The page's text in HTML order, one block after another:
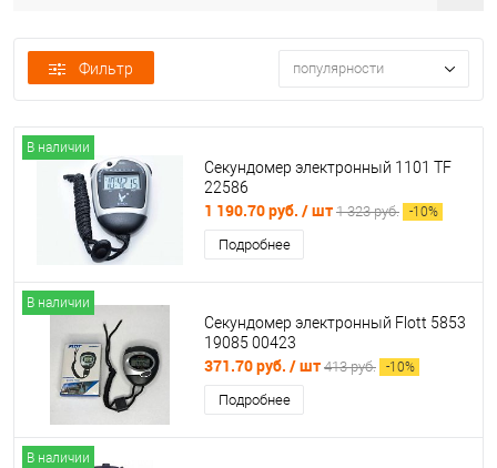
Фильтр популярности
В наличии
Секундомер электронный 1101 TF
22586
1 190.70 руб. / шт 1 323 руб. -10%
Подробнее
В наличии
Секундомер электронный Flott 5853
19085 00423
371.70 руб. / шт 413 руб. -10%
Подробнее
В наличии